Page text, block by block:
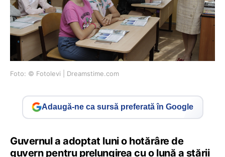
Foto: © Fotolevi | Dreamstime.com
Adaugă-ne ca sursă preferată în Google
Guvernul a adoptat luni o hotărâre de
guvern pentru prelungirea cu o lună a stării